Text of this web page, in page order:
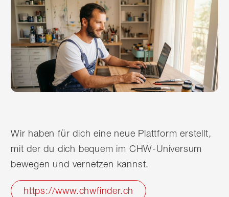
Wir haben für dich eine neue Plattform erstellt,
mit der du dich bequem im CHW-Universum
bewegen und vernetzen kannst.
https://www.chwfinder.ch